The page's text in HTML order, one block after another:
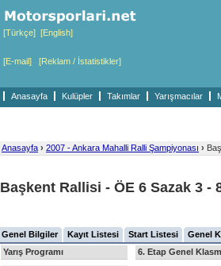
[Türkçe] [English]
[E-mail] [Reklam / İstatistikler]
Anasayfa Kulüpler Takımlar Yarışmacılar
Anasayfa › 2007 - Ankara Mahalli Ralli Şampiyonası ›
Başkent Rallisi - ÖE 6 Sazak 3 -
Genel Bilgiler Kayıt Listesi Start Listesi Genel
Yarış Programı
6. Etap Genel